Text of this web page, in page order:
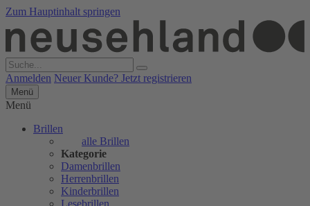
Zum Hauptinhalt springen
Anmelden Neuer Kunde? Jetzt registrieren
Menü
Menü
Brillen
alle Brillen
Kategorie
Damenbrillen
Herrenbrillen
Kinderbrillen